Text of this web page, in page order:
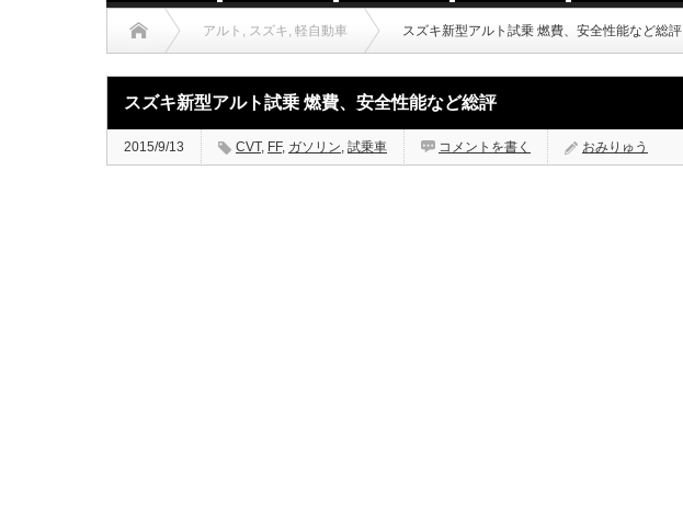
アルト , スズキ, 軽自動車 スズキ新型アルト試乗 燃費、安全性能など総評
スズキ新型アルト試乗 燃費、安全性能など総評
2015/9/13 CVT, FF, ガソリン, 試乗車 コメントを書く おみりゅう